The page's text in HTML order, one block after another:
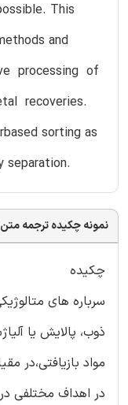
This
and
processing of
recoveries.
sorting as
separation.
نمونه چکیده ترجمه
چکیده
سرباره های
ذوب، پالایش یا
مواد بازیافتی،در
در اهداف مختلفی در